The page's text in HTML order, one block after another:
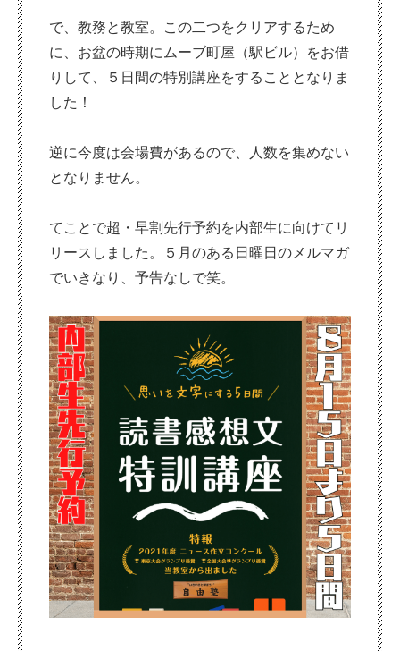
で、教務と教室。この二つをクリアするため
に、お盆の時期にムーブ町屋（駅ビル）をお借
りして、５日間の特別講座をすることとなりま
した！
逆に今度は会場費があるので、人数を集めない
となりません。
てことで超・早割先行予約を内部生に向けてリ
リースしました。５月のある日曜日のメルマガ
でいきなり、予告なしで笑。